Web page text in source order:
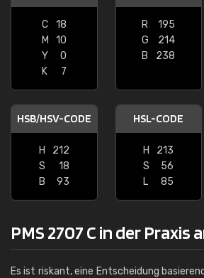
C
18
M
10
Y
0
K
7
R
195
G
214
B
238
HSB/HSV-CODE
H
212
S
18
B
93
HSL-CODE
H
213
S
56
L
85
PMS 2707 C in der Praxis
Es ist riskant, eine Entscheidung